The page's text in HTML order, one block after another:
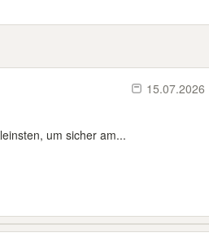
15.07.2026
um sicher am...